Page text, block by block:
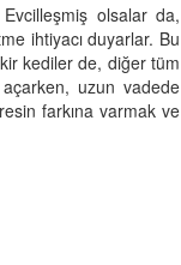
olsalar da,
ihtiyacı duyarlar. Bu
kediler de, diğer tüm
uzun vadede
farkına varmak ve